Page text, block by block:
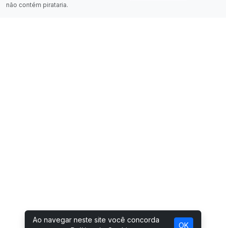
não contém pirataria.
Ao navegar neste site você concorda
OK